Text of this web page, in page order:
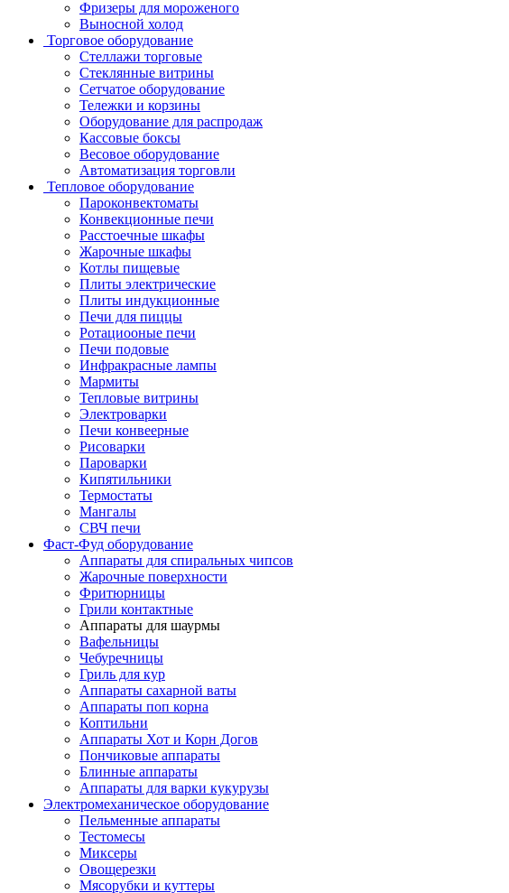
Фризеры для мороженого
Выносной холод
Торговое оборудование
Стеллажи торговые
Стеклянные витрины
Сетчатое оборудование
Тележки и корзины
Оборудование для распродаж
Кассовые боксы
Весовое оборудование
Автоматизация торговли
Тепловое оборудование
Пароконвектоматы
Конвекционные печи
Расстоечные шкафы
Жарочные шкафы
Котлы пищевые
Плиты электрические
Плиты индукционные
Печи для пиццы
Ротациооные печи
Печи подовые
Инфракрасные лампы
Мармиты
Тепловые витрины
Электроварки
Печи конвеерные
Рисоварки
Пароварки
Кипятильники
Термостаты
Мангалы
СВЧ печи
Фаст-Фуд оборудование
Аппараты для спиральных чипсов
Жарочные поверхности
Фритюрницы
Грили контактные
Аппараты для шаурмы
Вафельницы
Чебуречницы
Гриль для кур
Аппараты сахарной ваты
Аппараты поп корна
Коптильни
Аппараты Хот и Корн Догов
Пончиковые аппараты
Блинные аппараты
Аппараты для варки кукурузы
Электромеханическое оборудование
Пельменные аппараты
Тестомесы
Миксеры
Овощерезки
Мясорубки и куттеры